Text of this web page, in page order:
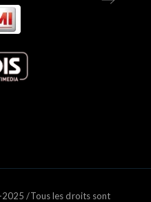
/Tous les droits sont